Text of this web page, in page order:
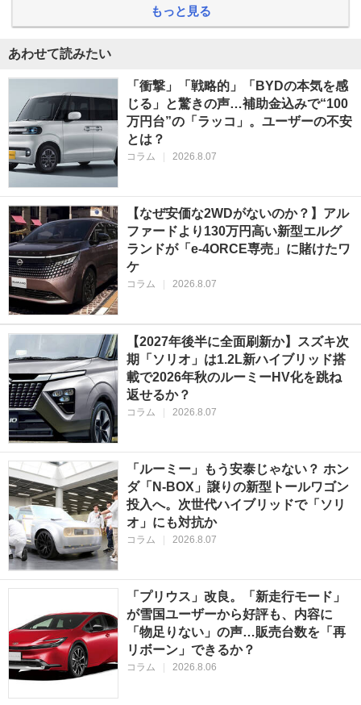
もっと見る
あわせて読みたい
「衝撃」「戦略的」「BYDの本気を感
じる」と驚きの声…補助金込みで“100
万円台”の「ラッコ」。ユーザーの不安
とは？
コラム 2026.8.07
【なぜ安価な2WDがないのか？】アル
ファードより130万円高い新型エルグ
ランドが「e-4ORCE専売」に賭けたワ
ケ
コラム 2026.8.07
【2027年後半に全面刷新か】スズキ次
期「ソリオ」は1.2L新ハイブリッド搭
載で2026年秋のルーミーHV化を跳ね
返せるか？
コラム 2026.8.07
「ルーミー」もう安泰じゃない？ ホン
ダ「N-BOX」譲りの新型トールワゴン
投入へ。次世代ハイブリッドで「ソリ
オ」にも対抗か
コラム 2026.8.07
「プリウス」改良。「新走行モード」
が雪国ユーザーから好評も、内容に
「物足りない」の声…販売台数を「再
リボーン」できるか？
コラム 2026.8.06